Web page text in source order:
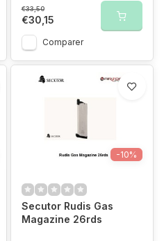
€33,50
€30,15
Comparer
-10%
Secutor Rudis Gas
Magazine 26rds